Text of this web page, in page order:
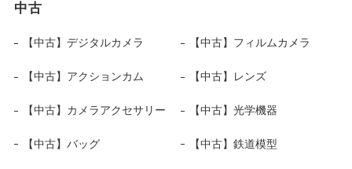
中古
【中古】デジタルカメラ 【中古】フィルムカメラ
【中古】アクションカム 【中古】レンズ
【中古】カメラアクセサリー 【中古】光学機器
【中古】バッグ 【中古】鉄道模型